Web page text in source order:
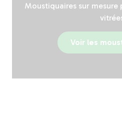
Moustiquaires sur mesure
Voir les